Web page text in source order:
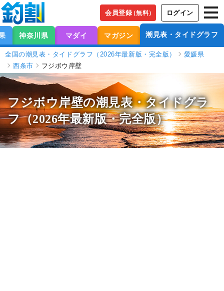
会員登録（無料） ログイン
神奈川県 マダイ マガジン 潮見表・タイドグラフ
全国の潮見表・タイドグラフ（2026年最新版・完全版）
愛媛県
西条市
フジボウ岸壁
フジボウ岸壁の潮見表・タイドグラ
フ（2026年最新版・完全版）